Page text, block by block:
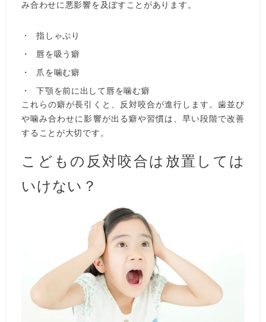
み合わせに悪影響を及ぼすことがあります。
指しゃぶり
唇を吸う癖
爪を噛む癖
下顎を前に出して唇を噛む癖
これらの癖が長引くと、反対咬合が進行します。歯並び
や噛み合わせに影響が出る癖や習慣は、早い段階で改善
することが大切です。
こどもの反対咬合は放置しては
いけない？